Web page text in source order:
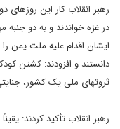
رهبر انقلاب کار این
در غزه خواندند و به دو جنبه
ایشان اقدام علیه ملت یمن
دانستند و افزودند: کشتن
ثروتهای ملی یک کشور،
رهبر انقلاب تأکید کردند: